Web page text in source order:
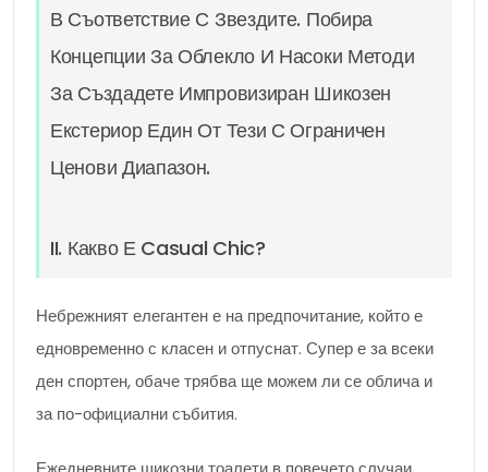
В Съответствие С Звездите. Побира
Концепции За Облекло И Насоки Методи
За Създадете Импровизиран Шикозен
Екстериор Един От Тези С Ограничен
Ценови Диапазон.
II. Какво Е Casual Chic?
Небрежният елегантен е на предпочитание, който е
едновременно с класен и отпуснат. Супер е за всеки
ден спортен, обаче трябва ще можем ли се облича и
за по-официални събития.